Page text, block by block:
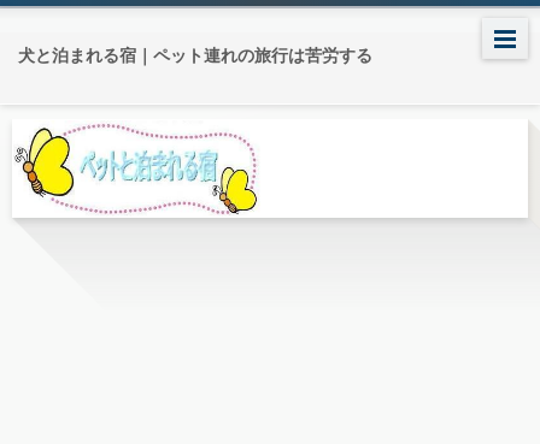
犬と泊まれる宿｜ペット連れの旅行は苦労する